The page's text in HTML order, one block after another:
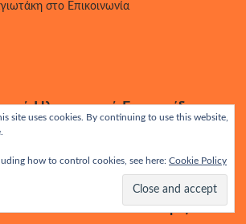
στο Επικοινωνία
Ηλεκτρονική Εφημερίδα για
Εφημερίδα για την Παιδεία
με 12 Αυγούστου θα έχουμε τα
εκπαιδευτικών που διορίζοντα
site uses cookies. By continuing to use this website,
how to control cookies, see here: Cookie Policy